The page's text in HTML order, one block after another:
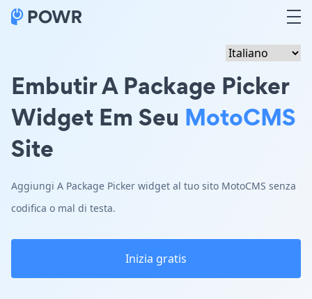
Embutir A Package Picker
Widget Em Seu MotoCMS
Site
Aggiungi A Package Picker widget al tuo sito MotoCMS senza
codifica o mal di testa.
Inizia gratis